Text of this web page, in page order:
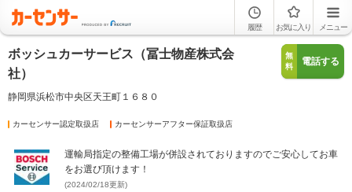
履歴 お気に入り メニュー
ボッシュカーサービス（冨士物産株式会
社）
静岡県浜松市中央区天王町１６８０
無
料
電話する
カーセンサー認定取扱店 カーセンサーアフター保証取扱店
運輸局指定の整備工場が併設されておりますのでご安心してお車
をお選び頂けます！
(2024/02/18更新)